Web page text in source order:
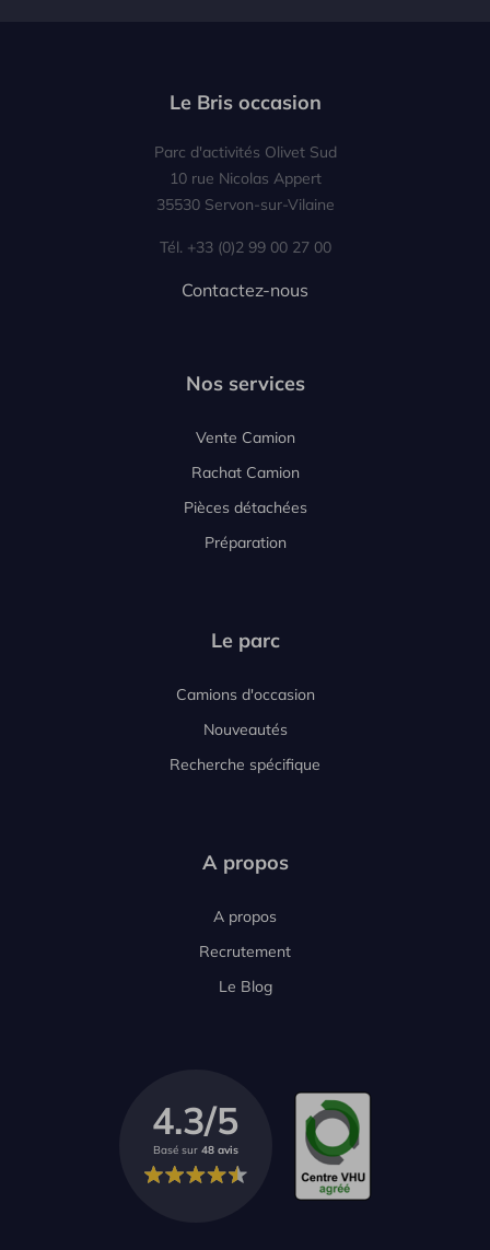
Le Bris occasion
Parc d'activités Olivet Sud
10 rue Nicolas Appert
35530 Servon-sur-Vilaine
Tél. +33 (0)2 99 00 27 00
Contactez-nous
Nos services
Vente Camion
Rachat Camion
Pièces détachées
Préparation
Le parc
Camions d'occasion
Nouveautés
Recherche spécifique
A propos
A propos
Recrutement
Le Blog
4.3/5
Basé sur 48 avis